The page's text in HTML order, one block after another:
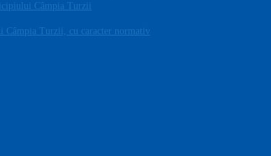
Câmpia Turzii
Câmpia Turzii, cu caracter normativ